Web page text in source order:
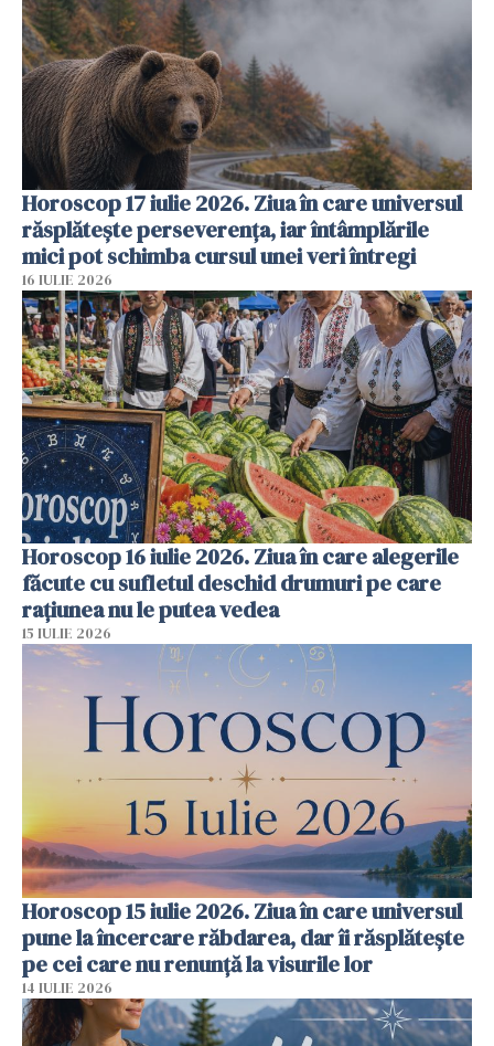
Horoscop 17 iulie 2026. Ziua în care universul
răsplătește perseverența, iar întâmplările
mici pot schimba cursul unei veri întregi
16 IULIE 2026
Horoscop 16 iulie 2026. Ziua în care alegerile
făcute cu sufletul deschid drumuri pe care
rațiunea nu le putea vedea
15 IULIE 2026
Horoscop 15 iulie 2026. Ziua în care universul
pune la încercare răbdarea, dar îi răsplătește
pe cei care nu renunță la visurile lor
14 IULIE 2026